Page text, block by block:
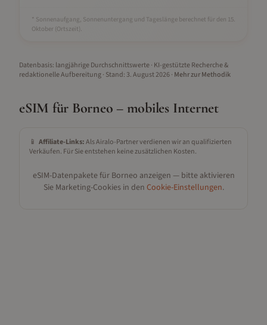
* Sonnenaufgang, Sonnenuntergang und Tageslänge berechnet für den 15.
Oktober (Ortszeit).
Datenbasis: langjährige Durchschnittswerte · KI-gestützte Recherche &
redaktionelle Aufbereitung· Stand: 3. August 2026· Mehr zur Methodik
eSIM für Borneo – mobiles Internet
📱 Affiliate-Links:Als Airalo-Partner verdienen wir an qualifizierten
Verkäufen. Für Sie entstehen keine zusätzlichen Kosten.
eSIM-Datenpakete für Borneo anzeigen — bitte aktivieren
Sie Marketing-Cookies in den Cookie-Einstellungen.